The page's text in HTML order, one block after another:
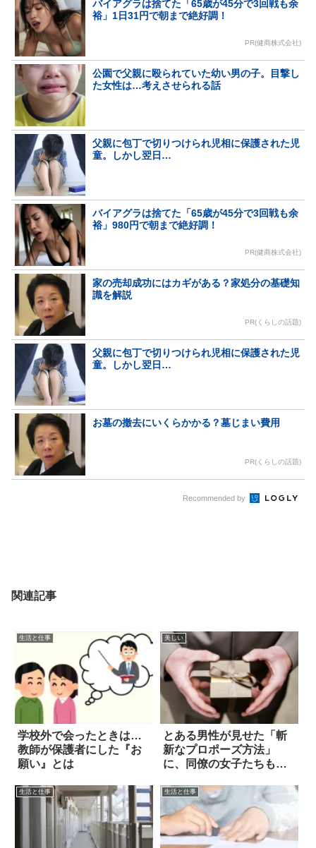
バイアグラは捨てた「65歳が45分で3回戦も余
裕」1日31円で朝まで絶好調！
PR(健商株式会社)
公園で父親に殴られていた幼い男の子。目撃し
た女性は…考えさせられる話
父親に包丁で切りつけられ児相に保護された児
童。しかし翌日…
バイアグラは捨てた「65歳が45分で3回戦も余
裕」980円で朝まで絶好調！
PR(健商株式会社)
家の売却成功にはカギがある？家処分の基礎知
識を解説
PR(くらしの話題)
父親に包丁で切りつけられ児相に保護された児
童。しかし翌日…
お墓の撤去にいくらかかる？墓じまい費用
PR(くらしの話題)
Recommended by
関連記事
生活と仕事
学校外で会ったときは…
教師が保護者にした『お
願い』とは
美しい
とある男性が見せた「斬
新なプロポーズ方法」
に、同僚の女子たちも大
生活と仕事 生活と仕事